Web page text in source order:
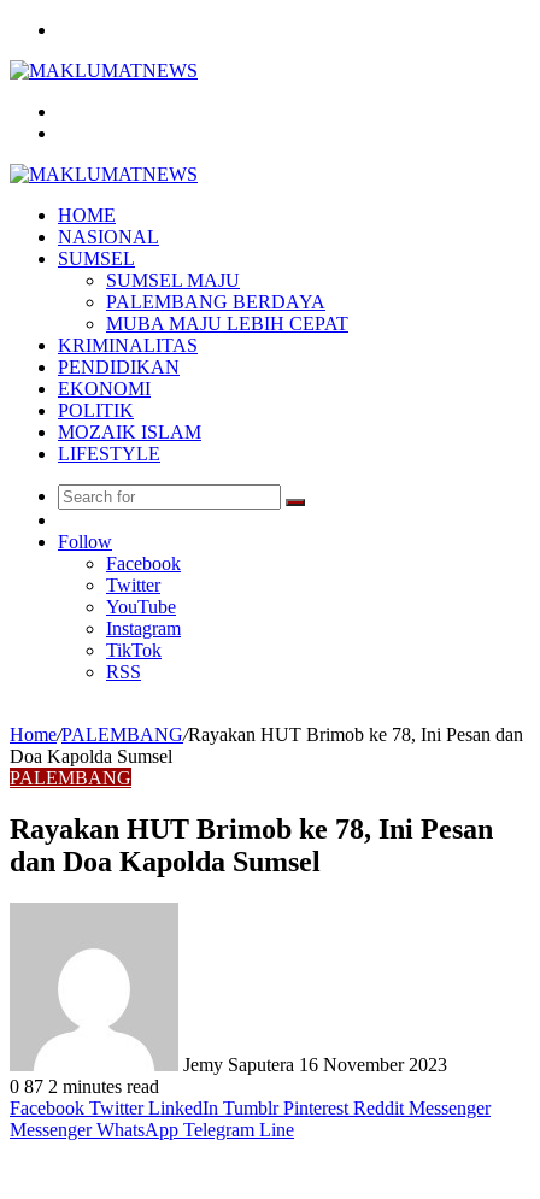
HOME
NASIONAL
SUMSEL
SUMSEL MAJU
PALEMBANG BERDAYA
MUBA MAJU LEBIH CEPAT
KRIMINALITAS
PENDIDIKAN
EKONOMI
POLITIK
MOZAIK ISLAM
LIFESTYLE
Search
Article
Follow
Facebook
Twitter
YouTube
Instagram
TikTok
RSS
Home/PALEMBANG/Rayakan HUT Brimob ke 78, Ini Pesan dan
Doa Kapolda Sumsel
PALEMBANG
Rayakan HUT Brimob ke 78, Ini Pesan
dan Doa Kapolda Sumsel
Jemy Saputera 16 November 2023
0 87 2 minutes read
Facebook Twitter LinkedIn Tumblr Pinterest Reddit Messenger
Messenger WhatsApp Telegram Line